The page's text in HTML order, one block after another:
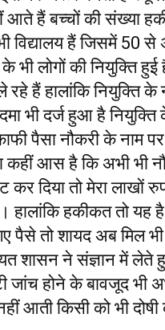
आते हैं बच्चों की संख्या
विद्यालय हैं जिसमें 50
लोगों की नियुक्ति हुई
रहे हैं हालांकि नियुक्ति
भी दर्ज हुआ है
पैसा नौकरी के नाम
कहीं आस है कि अभी
दिया तो मेरा लाखों
हालांकि हकीकत तो
पैसे तो शायद अब मिल
शासन ने संज्ञान में लेते
होने के बावजूद भी
आती किसी को भी